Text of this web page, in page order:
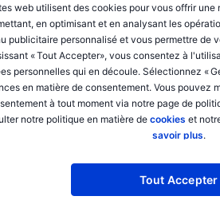
web utilisent des cookies pour vous offrir
en optimisant et en analysant les
publicitaire personnalisé et vous permettre de
« Tout Accepter», vous consentez à
personnelles qui en découle. Sélectionnez «
en matière de consentement. Vous pouvez
à tout moment via notre page de
notre politique en matière de cookies et
savoir plus.
Tout Accepter
XXXXXXX
XXXXXXX
XXXXXXX
XXXXXXX